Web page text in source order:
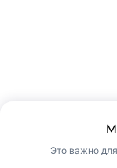
Это важно